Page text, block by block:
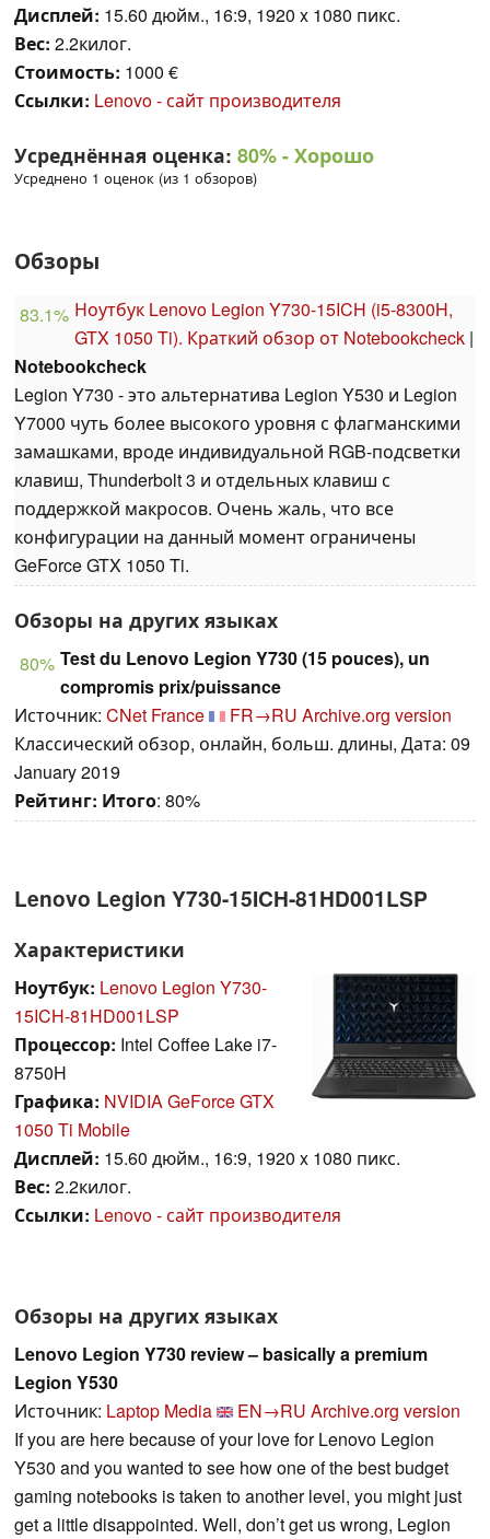
Дисплей: 15.60 дюйм., 16:9, 1920 x 1080 пикс.
Вес: 2.2килог.
Стоимость: 1000 €
Ссылки: Lenovo - сайт производителя
Усреднённая оценка: 80%- Хорошо
Усреднено 1 оценок (из 1 обзоров)
Обзоры
83.1% Ноутбук Lenovo Legion Y730-15ICH (i5-8300H,
GTX 1050 Ti). Краткий обзор от Notebookcheck |
Notebookcheck
Legion Y730 - это альтернатива Legion Y530 и Legion
Y7000 чуть более высокого уровня с флагманскими
замашками, вроде индивидуальной RGB-подсветки
клавиш, Thunderbolt 3 и отдельных клавиш с
поддержкой макросов. Очень жаль, что все
конфигурации на данный момент ограничены
GeForce GTX 1050 Ti.
Обзоры на других языках
80% Test du Lenovo Legion Y730 (15 pouces), un
compromis prix/puissance
Источник: CNet France FR→RU Archive.org version
Классический обзор, онлайн, больш. длины, Дата: 09
January 2019
Рейтинг: Итого: 80%
Lenovo Legion Y730-15ICH-81HD001LSP
Характеристики
Ноутбук: Lenovo Legion Y730-
15ICH-81HD001LSP
Процессор: Intel Coffee Lake i7-
8750H
Графика: NVIDIA GeForce GTX
1050 Ti Mobile
Дисплей: 15.60 дюйм., 16:9, 1920 x 1080 пикс.
Вес: 2.2килог.
Ссылки: Lenovo - сайт производителя
Обзоры на других языках
Lenovo Legion Y730 review – basically a premium
Legion Y530
Источник: Laptop Media EN→RU Archive.org version
If you are here because of your love for Lenovo Legion
Y530 and you wanted to see how one of the best budget
gaming notebooks is taken to another level, you might just
get a little disappointed. Well, don’t get us wrong, Legion